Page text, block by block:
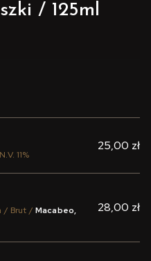
/ 125ml
N.V. 11%
25,00 zł
/ Brut / Macabeo,
28,00 zł